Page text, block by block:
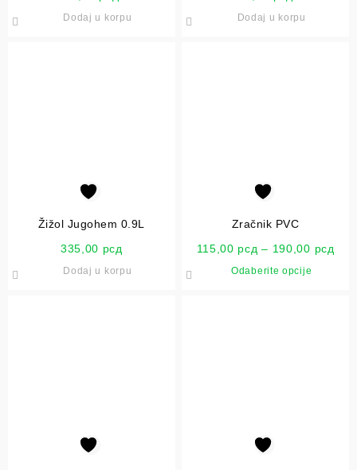
Dodaj u korpu Dodaj u korpu
Žižol Jugohem 0.9L
335,00 рсд
Dodaj u korpu
Zračnik PVC
115,00 рсд – 190,00 рсд
Odaberite opcije